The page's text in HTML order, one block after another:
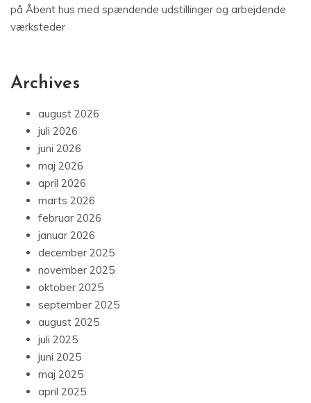
på Åbent hus med spændende udstillinger og arbejdende
værksteder
Archives
august 2026
juli 2026
juni 2026
maj 2026
april 2026
marts 2026
februar 2026
januar 2026
december 2025
november 2025
oktober 2025
september 2025
august 2025
juli 2025
juni 2025
maj 2025
april 2025